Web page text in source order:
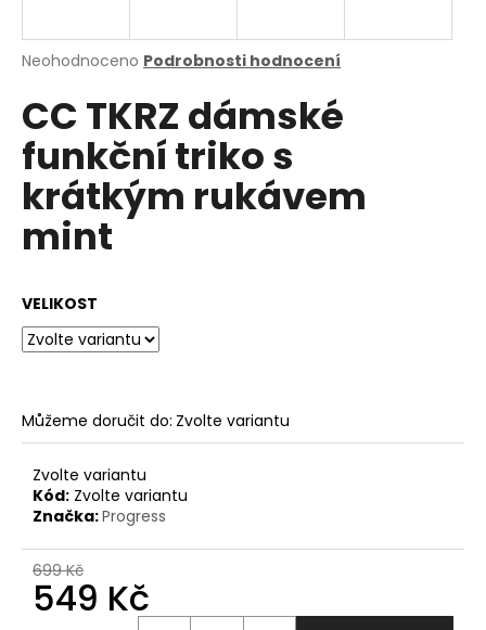
Průměrné
produktu
je
0,0
5
hvězdiček.
Neohodnoceno Podrobnosti hodnocení
CC TKRZ dámské
funkční triko s
krátkým rukávem
mint
VELIKOST
Můžeme doručit do: Zvolte variantu
Zvolte variantu
Kód: Zvolte variantu
Značka:Progress
699 Kč
549 Kč
j
t
?
D
o
r
u
č
u
e
m